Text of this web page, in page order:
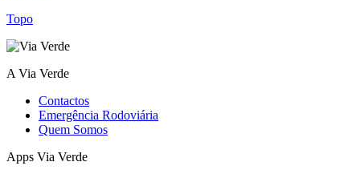
Topo
A Via Verde
Contactos
Emergência Rodoviária
Quem Somos
Apps Via Verde